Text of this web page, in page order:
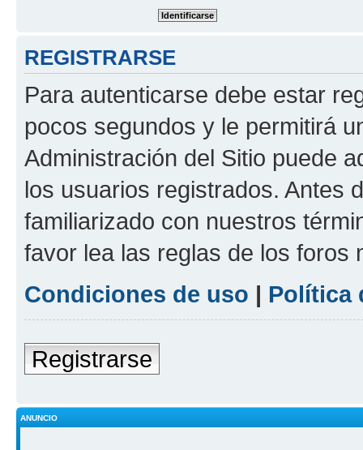
REGISTRARSE
Para autenticarse debe estar
pocos segundos y le permitirá
Administración del Sitio puede
los usuarios registrados. Antes
familiarizado con nuestros
favor lea las reglas de los foros
Condiciones de uso | Política
Registrarse
ANUNCIO